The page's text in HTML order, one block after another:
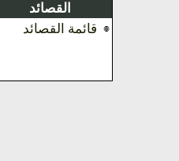
القصائد
قائمة القصائد